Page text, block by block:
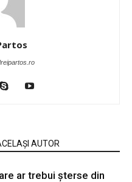
AUTOR
ar trebui șterse din